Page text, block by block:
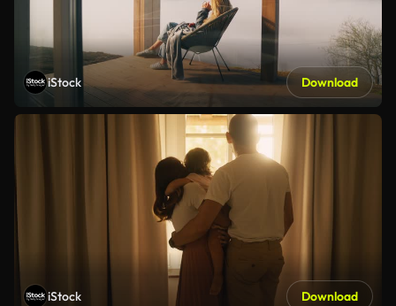
iStock Download
iStock Download